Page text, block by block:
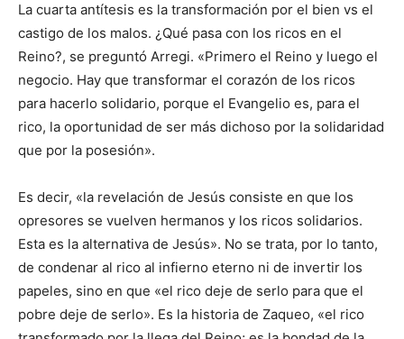
La cuarta antítesis es la transformación por el bien vs el
castigo de los malos. ¿Qué pasa con los ricos en el
Reino?, se preguntó Arregi. «Primero el Reino y luego el
negocio. Hay que transformar el corazón de los ricos
para hacerlo solidario, porque el Evangelio es, para el
rico, la oportunidad de ser más dichoso por la solidaridad
que por la posesión».
Es decir, «la revelación de Jesús consiste en que los
opresores se vuelven hermanos y los ricos solidarios.
Esta es la alternativa de Jesús». No se trata, por lo tanto,
de condenar al rico al infierno eterno ni de invertir los
papeles, sino en que «el rico deje de serlo para que el
pobre deje de serlo». Es la historia de Zaqueo, «el rico